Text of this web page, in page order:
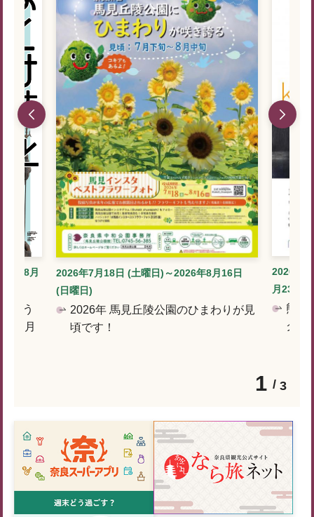
1 3
年8月
ゅう
～8月
2026年7月18日 (土曜日)～2026年8月16日
(日曜日)
2026年 馬見丘陵公園のひまわりが見
頃です！
2026年7
月23日 (
熊谷
クと